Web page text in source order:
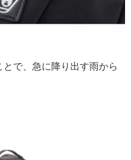
で、急に降り出す雨から